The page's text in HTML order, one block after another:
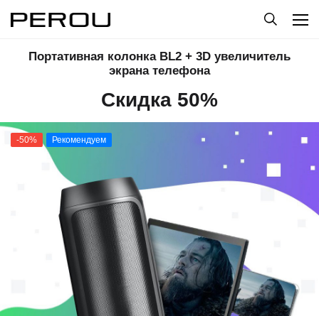
Портативная колонка BL2 + 3D увеличитель
экрана телефона
Скидка 50%
-50% Рекомендуем